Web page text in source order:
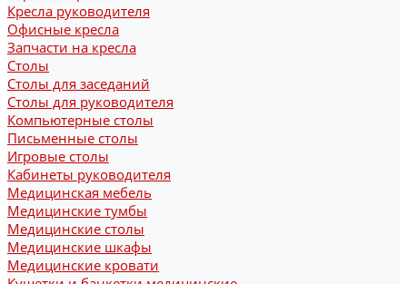
Кресла руководителя
Офисные кресла
Запчасти на кресла
Столы
Столы для заседаний
Столы для руководителя
Компьютерные столы
Письменные столы
Игровые столы
Кабинеты руководителя
Медицинская мебель
Медицинские тумбы
Медицинские столы
Медицинские шкафы
Медицинские кровати